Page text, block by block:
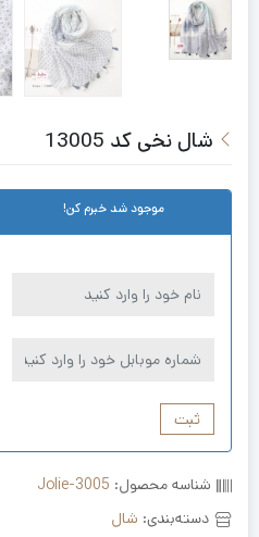
شال نخی کد 13005
موجود شد خبرم کن!
ثبت
شناسه محصول: Jolie-3005
دسته‌بندی: شال